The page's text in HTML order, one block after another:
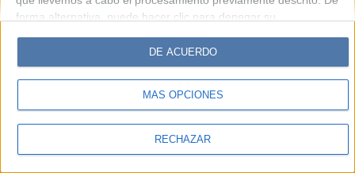
forma alternativa, puede hacer clic para denegar su
cambiar sus preferencias antes de otorgar su consentimiento.
Tenga en cuenta que algún procesamiento de sus datos
personales puede no requerir de su consentimiento, pero usted
tiene el derecho de rechazar tal procesamiento. Sus
sus preferencias o retirar su consentimiento en cualquier
MÁS OPCIONES
RECHAZAR
DE ACUERDO